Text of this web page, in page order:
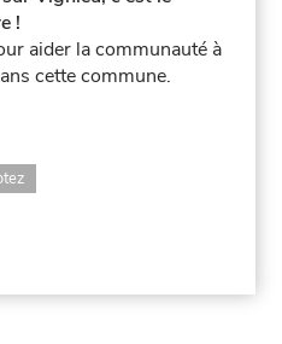
!
aider la communauté à
cette commune.